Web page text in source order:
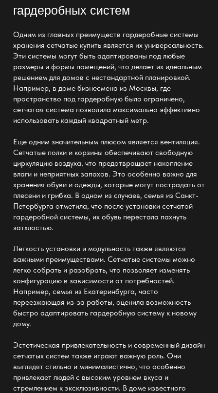
гардеробных систем
Одним из главных преимуществ гардеробные системы
хранения сетчатые купитьявляется их универсальность.
Эти системы могут быть адаптированы под любые
размеры и формы помещений, что делает их идеальным
решением для домов с нестандартной планировкой.
Например, в доме бизнесмена из Москвы, где
пространство под гардеробную было ограничено,
сетчатая система позволила максимально эффективно
использовать каждый квадратный метр.
Еще одним значительным плюсом является вентиляция.
Сетчатые полки и корзины обеспечивают свободную
циркуляцию воздуха, что предотвращает накопление
влаги и неприятных запахов. Это особенно важно для
хранения обуви и одежды, которые могут пострадать от
плесени и грибка. В одном из случаев, семья из Санкт-
Петербурга отметила, что после установки сетчатой
гардеробной системы, их обувь перестала пахнуть
затхлостью.
Легкость установки и модульность также являются
важными преимуществами. Сетчатые системы можно
легко собрать и разобрать, что позволяет изменять
конфигурацию в зависимости от потребностей.
Например, семья из Екатеринбурга, часто
переезжающая из-за работы, оценила возможность
быстро адаптировать гардеробную системук новому
дому.
Эстетическая привлекательность и современный дизайн
сетчатых систем также играют важную роль. Они
выглядят стильно и минималистично, что особенно
привлекает людей с высоким уровнем вкуса и
стремлением к эксклюзивности. В доме известного